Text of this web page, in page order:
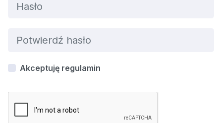
Akceptuję regulamin